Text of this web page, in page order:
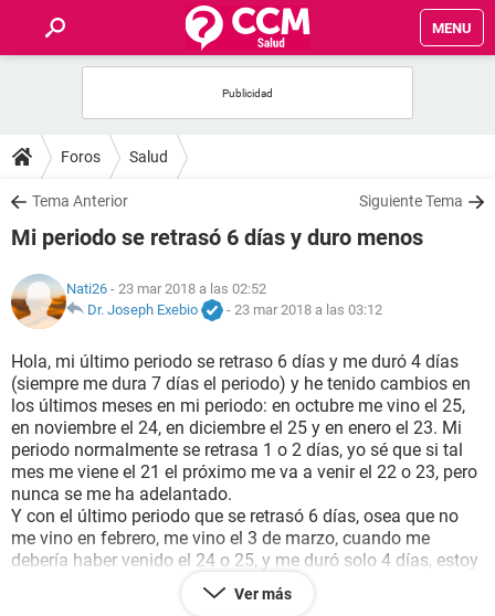
MENU
FOROS
SALUD
FAMILIA
NUTRICIÓN
BIENESTAR
SEXUALIDAD
GLOSARIO
Foros Salud
Tema Anterior Siguiente Tema
Mi periodo se retrasó 6 días y duro menos
Nati26 - 23 mar 2018 a las 02:52
Dr. Joseph Exebio
- 23 mar 2018 a las 03:12
Hola, mi último periodo se retraso 6 días y me duró 4 días
(siempre me dura 7 días el periodo) y he tenido cambios en
los últimos meses en mi periodo: en octubre me vino el 25,
en noviembre el 24, en diciembre el 25 y en enero el 23. Mi
periodo normalmente se retrasa 1 o 2 días, yo sé que si tal
mes me viene el 21 el próximo me va a venir el 22 o 23, pero
nunca se me ha adelantado.
Y con el último periodo que se retrasó 6 días, osea que no
me vino en febrero, me vino el 3 de marzo, cuando me
debería haber venido el 24 o 25, y me duró solo 4 días, estoy
muy asustada. No he tenido relaciones sexuales, ni roce de
ningún tipo, ni nada, soy virgen. De igual forma me da miedo
Ver más